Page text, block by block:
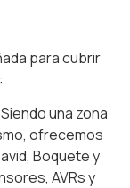
para cubrir
Siendo una zona
ofrecemos
Boquete y
AVRs y